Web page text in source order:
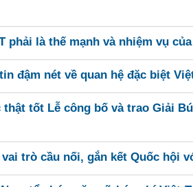
phải là thế mạnh và nhiệm vụ
đậm nét về quan hệ đặc biệt
tốt Lễ công bố và trao Giải
trò cầu nối, gắn kết Quốc hội